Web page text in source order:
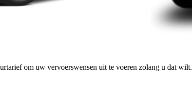
om uw vervoerswensen uit te voeren zolang u dat wilt.